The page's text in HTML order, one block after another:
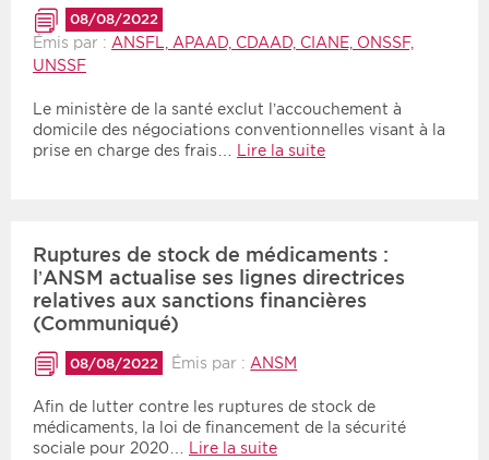
Protection sociale Choisir une zone
Période
Choisir une date de débutChoisir une date de fin
Inversé
08/08/2022
Émis par : ANSFL, APAAD, CDAAD, CIANE, ONSSF,
UNSSF
Le ministère de la santé exclut l’accouchement à
domicile des négociations conventionnelles visant à la
prise en charge des frais…
Lire la suite
Ruptures de stock de médicaments :
l’ANSM actualise ses lignes directrices
relatives aux sanctions financières
(Communiqué)
08/08/2022 Émis par : ANSM
Afin de lutter contre les ruptures de stock de
médicaments, la loi de financement de la sécurité
sociale pour 2020…
Lire la suite